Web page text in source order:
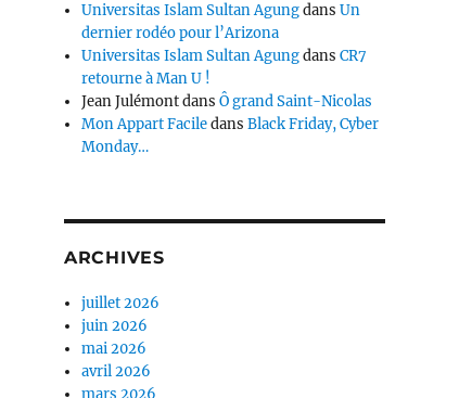
Universitas Islam Sultan AgungdansUn
dernier rodéo pour l’Arizona
Universitas Islam Sultan AgungdansCR7
retourne à Man U !
Jean JulémontdansÔ grand Saint-Nicolas
Mon Appart FaciledansBlack Friday, Cyber
Monday…
ARCHIVES
juillet 2026
juin 2026
mai 2026
avril 2026